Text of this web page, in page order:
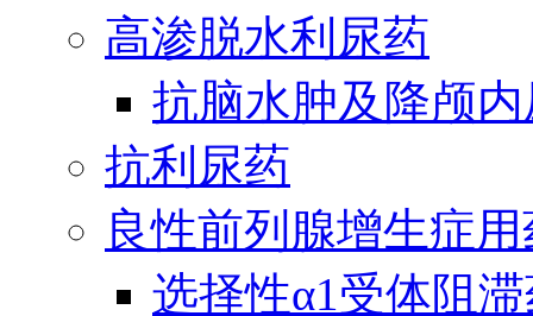
高渗脱水利尿药
抗脑水肿及降颅
抗利尿药
良性前列腺增生症
选择性α1受体阻